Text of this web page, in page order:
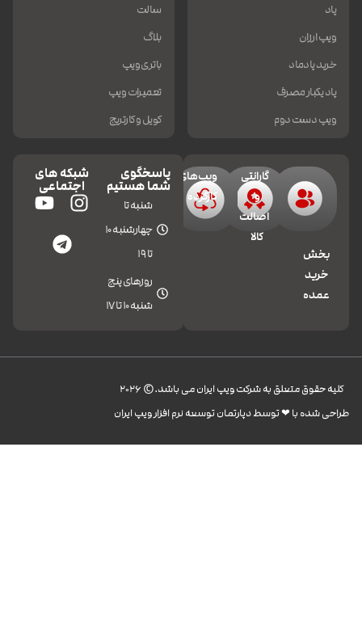
پاد
ویپ ارزان
خرید پادماد
پاد یکبار مصرف
ویپ دست دوم
سالت
بلاگ
باتری ویپ
تعمیرات ویپ
کویل و کارتریج
بخش
خرید
عمده
گارانتی
و
اصالت
کالا
ویپ‌های
کارکرده
پاسخگوی
شما هستیم
شنبه تا
چهارشنبه 10
تا 19
روزهای پنج
شنبه 10 تا 17
شبکه های
اجتماعی
کليه حقوق متعلق به شرکت ویپ ایران می باشد.© 2026
طراحی شده با ❤︎ توسط دپارتمان توسعه نرم افزار ویپ ایران